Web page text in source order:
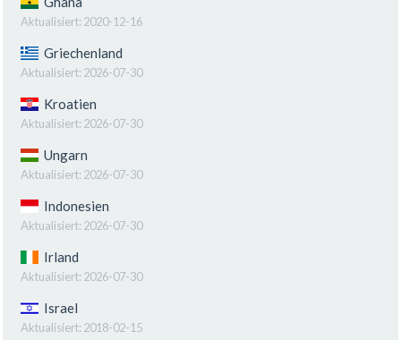
Aktualisiert: 2020-12-16
Griechenland
Aktualisiert: 2026-07-30
Kroatien
Aktualisiert: 2026-07-30
Ungarn
Aktualisiert: 2026-07-30
Indonesien
Aktualisiert: 2026-07-30
Irland
Aktualisiert: 2026-07-30
Israel
Aktualisiert: 2018-02-15